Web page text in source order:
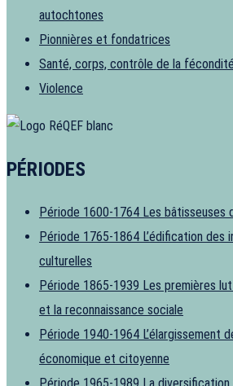
autochtones
Pionnières et fondatrices
Santé, corps, contrôle de la
Violence
PÉRIODES
Période 1600-1764 Les bâtisseuses
Période 1765-1864 L’édification
culturelles
Période 1865-1939 Les premières
et la reconnaissance sociale
Période 1940-1964 L’élargissement
économique et citoyenne